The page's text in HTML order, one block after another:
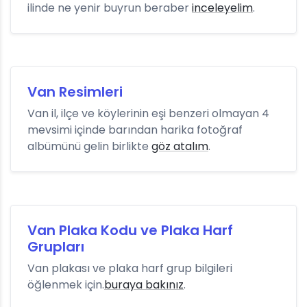
ilinde ne yenir buyrun beraberinceleyelim.
Van Resimleri
Van il, ilçe ve köylerinin eşi benzeri olmayan 4
mevsimi içinde barından harika fotoğraf
albümünü gelin birlikte göz atalım.
Van Plaka Kodu ve Plaka Harf
Grupları
Van plakası ve plaka harf grup bilgileri
öğlenmek için.buraya bakınız.